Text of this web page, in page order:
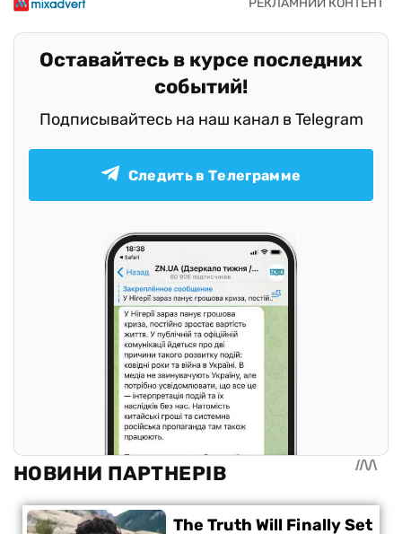
Оставайтесь в курсе последних
событий!
Подписывайтесь на наш канал в Telegram
Следить в Телеграмме